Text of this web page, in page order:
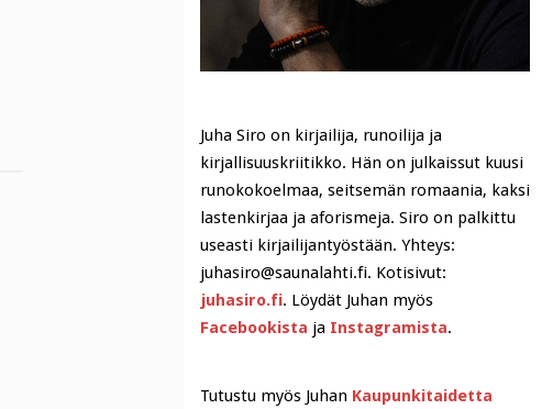
Juha Siro on kirjailija, runoilija ja
kirjallisuuskriitikko. Hän on julkaissut kuusi
runokokoelmaa, seitsemän romaania, kaksi
lastenkirjaa ja aforismeja. Siro on palkittu
useasti kirjailijantyöstään. Yhteys:
juhasiro@saunalahti.fi. Kotisivut:
juhasiro.fi. Löydät Juhan myös
Facebookista ja Instagramista.
Tutustu myös Juhan Kaupunkitaidetta